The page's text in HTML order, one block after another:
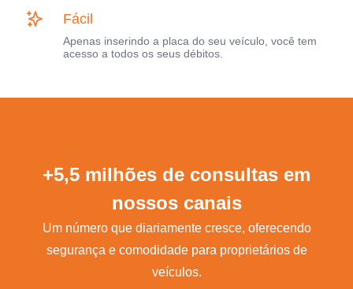
Fácil
Apenas inserindo a placa do seu veículo, você tem
acesso a todos os seus débitos.
+5,5 milhões de consultas em
nossos canais
Um número que diariamente cresce, oferecendo
segurança e comodidade para proprietários de
veículos.